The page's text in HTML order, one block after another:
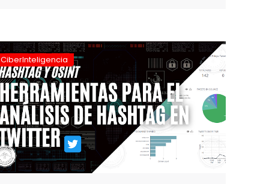
CiberInteligencia